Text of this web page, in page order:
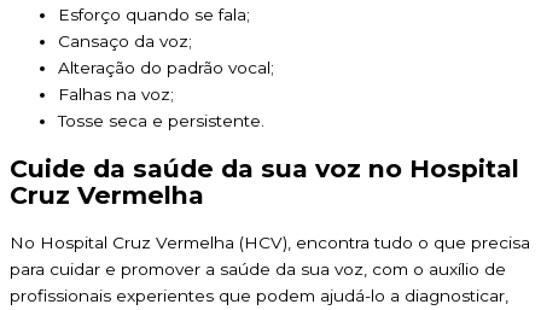
Esforço quando se fala;
Cansaço da voz;
Alteração do padrão vocal;
Falhas na voz;
Tosse seca e persistente.
Cuide da saúde da sua voz no Hospital
Cruz Vermelha
No Hospital Cruz Vermelha (HCV), encontra tudo o que precisa
para cuidar e promover a saúde da sua voz, com o auxílio de
profissionais experientes que podem ajudá-lo a diagnosticar,